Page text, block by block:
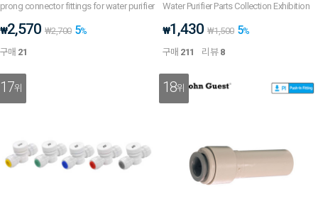
prong connector fittings for water purifier
₩2,570 ₩2,700 5%
구매 21
Water Purifier Parts Collection Exhibition
₩1,430 ₩1,500 5%
구매 211 리뷰 8
17위 18위